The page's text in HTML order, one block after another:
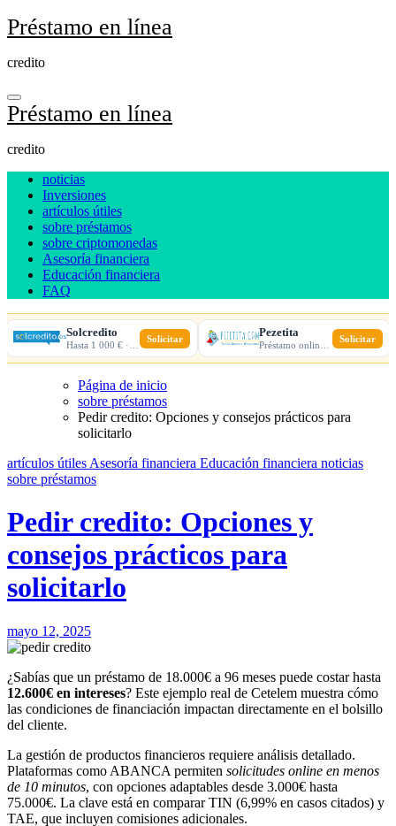
Ir
al
Préstamo en línea
credito
Préstamo en línea
credito
noticias
Inversiones
artículos útiles
sobre préstamos
sobre criptomonedas
Asesoría financiera
Educación financiera
FAQ
Solcredito Solicitar Pezetita Solicitar
Página de inicio
sobre préstamos
Pedir credito: Opciones y consejos prácticos para
solicitarlo
artículos útiles Asesoría financiera Educación financiera noticias
sobre préstamos
Pedir credito: Opciones y
consejos prácticos para
solicitarlo
mayo 12, 2025
¿Sabías que un préstamo de 18.000€ a 96 meses puede costar hasta
12.600€ en intereses? Este ejemplo real de Cetelem muestra cómo
las condiciones de financiación impactan directamente en el bolsillo
del cliente.
La gestión de productos financieros requiere análisis detallado.
Plataformas como ABANCA permiten solicitudes online en menos
de 10 minutos, con opciones adaptables desde 3.000€ hasta
75.000€. La clave está en comparar TIN (6,99% en casos citados) y
TAE, que incluyen comisiones adicionales.